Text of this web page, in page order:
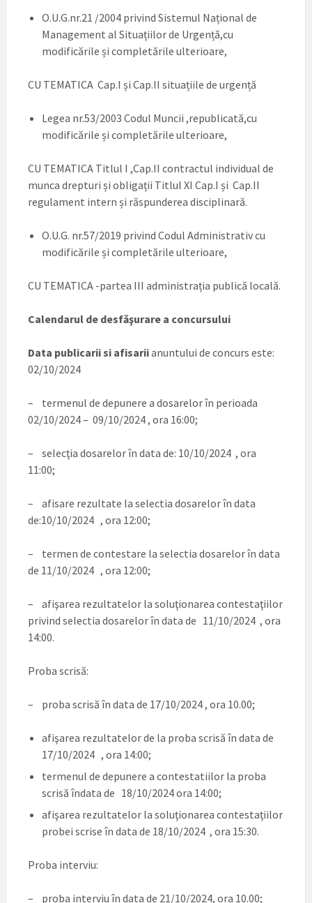
O.U.G.nr.21 /2004 privind Sistemul Național de
Management al Situațiilor de Urgență,cu
modificările și completările ulterioare,
CU TEMATICA Cap.I și Cap.II situațiile de urgență
Legea nr.53/2003 Codul Muncii ,republicată,cu
modificările și completările ulterioare,
CU TEMATICA Titlul I ,Cap.II contractul individual de
munca drepturi și obligații Titlul XI Cap.I și Cap.II
regulament intern și răspunderea disciplinară.
O.U.G. nr.57/2019 privind Codul Administrativ cu
modificările și completările ulterioare,
CU TEMATICA -partea III administrația publică locală.
Calendarul de desfăşurare a concursului
Data publicarii si afisariianuntului de concurs este:
02/10/2024
– termenul de depunere a dosarelor în perioada
02/10/2024 – 09/10/2024 , ora 16:00;
– selecţia dosarelor în data de: 10/10/2024 , ora
11:00;
– afisare rezultate la selectia dosarelor în data
de:10/10/2024 , ora 12:00;
– termen de contestare la selectia dosarelor în data
de 11/10/2024 , ora 12:00;
– afişarea rezultatelor la soluţionarea contestaţiilor
privind selectia dosarelor în data de 11/10/2024 , ora
14:00.
Proba scrisă:
– proba scrisă în data de 17/10/2024 , ora 10.00;
afişarea rezultatelor de la proba scrisă în data de
17/10/2024 , ora 14:00;
termenul de depunere a contestatiilor la proba
scrisă îndata de 18/10/2024 ora 14:00;
afişarea rezultatelor la soluţionarea contestaţiilor
probei scrise în data de 18/10/2024 , ora 15:30.
Proba interviu:
– proba interviu în data de 21/10/2024, ora 10.00;